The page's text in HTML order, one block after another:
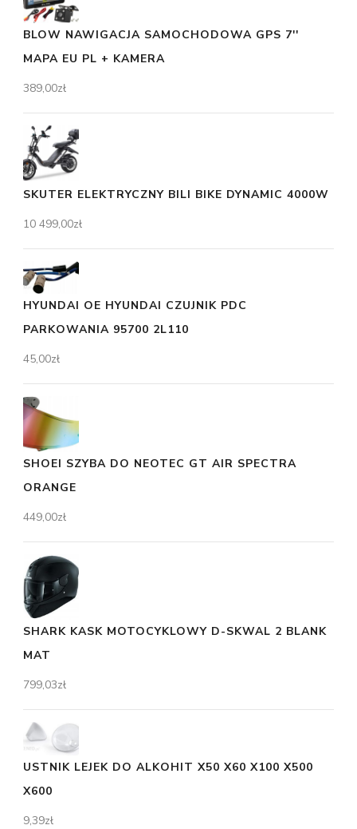
BLOW NAWIGACJA SAMOCHODOWA GPS 7''
MAPA EU PL + KAMERA
389,00zł
SKUTER ELEKTRYCZNY BILI BIKE DYNAMIC 4000W
10 499,00zł
HYUNDAI OE HYUNDAI CZUJNIK PDC
PARKOWANIA 95700 2L110
45,00zł
SHOEI SZYBA DO NEOTEC GT AIR SPECTRA
ORANGE
449,00zł
SHARK KASK MOTOCYKLOWY D-SKWAL 2 BLANK
MAT
799,03zł
USTNIK LEJEK DO ALKOHIT X50 X60 X100 X500
X600
9,39zł